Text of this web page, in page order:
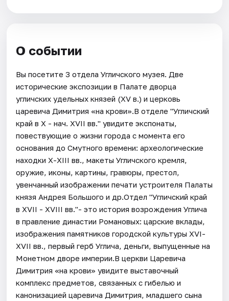
О событии
Вы посетите 3 отдела Угличского музея. Две
исторические экспозиции в Палате дворца
угличских удельных князей (XV в.) и церковь
царевича Димитрия «на крови».В отделе "Угличский
край в X - нач. XVII вв." увидите экспонаты,
повествующие о жизни города с момента его
основания до Смутного времени: археологические
находки X-XIII вв., макеты Угличского кремля,
оружие, иконы, картины, гравюры, престол,
увенчанный изображении печати устроителя Палаты
князя Андрея Большого и др.Отдел "Угличский край
в XVII - XVIII вв."- это история возрождения Углича
в правление династии Романовых: царские вклады,
изображения памятников городской культуры XVI-
XVII вв., первый герб Углича, деньги, выпущенные на
Монетном дворе империи.В церкви Царевича
Димитрия «на крови» увидите выставочный
комплекс предметов, связанных с гибелью и
канонизацией царевича Димитрия, младшего сына